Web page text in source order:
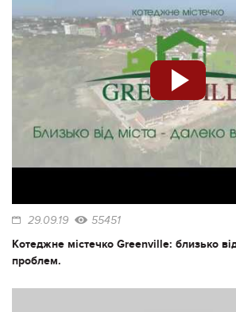
29.09.19 55451
Котеджне містечко Greenville: близько
проблем.